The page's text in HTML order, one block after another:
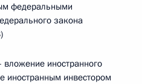
федеральными
закона
вложение иностранного
иностранным инвестором